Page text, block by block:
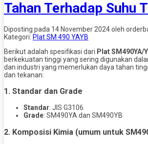
Tahan Terhadap Suhu
Diposting pada 14 November 2024 oleh
Kategori: Plat SM 490 YAYB
Berikut adalah spesifikasi dari Plat SM490YA/
berkekuatan tinggi yang sering digunakan
dan industri yang memerlukan daya tahan
dan tekanan:
1. Standar dan Grade
Standar: JIS G3106
Grade: SM490YA dan SM490YB
2. Komposisi Kimia (umum untuk